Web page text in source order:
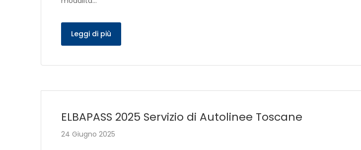
Leggi di più
ELBAPASS 2025 Servizio di Autolinee Toscane
24 Giugno 2025